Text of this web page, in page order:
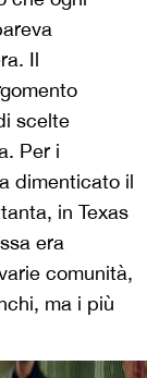
Il
scelte
Per i
dimenticato il
in Texas
era
comunità,
ma i più